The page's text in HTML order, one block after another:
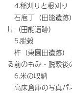
4.稲刈りと根刈り
石庖丁（田能遺跡
片（田能遺跡）
5.脱穀
杵（東園田遺跡）
る前のもみ・脱穀後
6.米の収納
高床倉庫の写真パ